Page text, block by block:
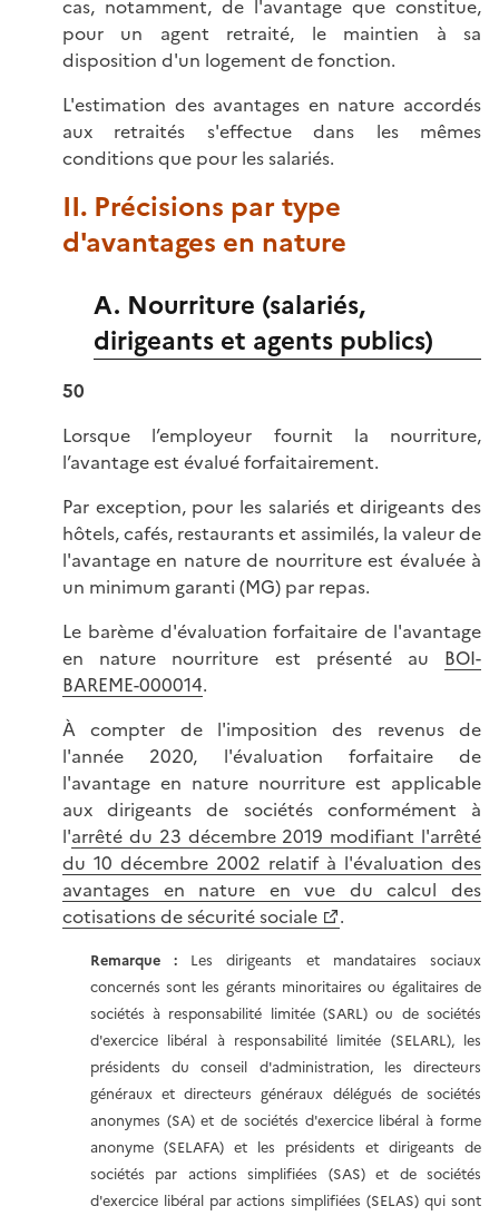
cas, notamment, de l'avantage que constitue,
pour un agent retraité, le maintien à sa
disposition d'un logement de fonction.
L'estimation des avantages en nature accordés
aux retraités s'effectue dans les mêmes
conditions que pour les salariés.
II. Précisions par type
d'avantages en nature
A. Nourriture (salariés,
dirigeants et agents publics)
50
Lorsque l’employeur fournit la nourriture,
l’avantage est évalué forfaitairement.
Par exception, pour les salariés et dirigeants des
hôtels, cafés, restaurants et assimilés, la valeur de
l'avantage en nature de nourriture est évaluée à
un minimum garanti (MG) par repas.
Le barème d'évaluation forfaitaire de l'avantage
en nature nourriture est présenté au BOI-
BAREME-000014.
À compter de l'imposition des revenus de
l'année 2020, l'évaluation forfaitaire de
l'avantage en nature nourriture est applicable
aux dirigeants de sociétés conformément à
l'arrêté du 23 décembre 2019 modifiant l'arrêté
du 10 décembre 2002 relatif à l'évaluation des
avantages en nature en vue du calcul des
cotisations de sécurité sociale
.
Remarque : Les dirigeants et mandataires sociaux
concernés sont les gérants minoritaires ou égalitaires de
sociétés à responsabilité limitée (SARL) ou de sociétés
d'exercice libéral à responsabilité limitée (SELARL), les
présidents du conseil d'administration, les directeurs
généraux et directeurs généraux délégués de sociétés
anonymes (SA) et de sociétés d'exercice libéral à forme
anonyme (SELAFA) et les présidents et dirigeants de
sociétés par actions simplifiées (SAS) et de sociétés
d'exercice libéral par actions simplifiées (SELAS) qui sont